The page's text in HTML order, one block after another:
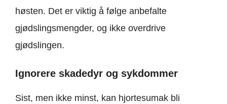
høsten. Det er viktig å følge anbefalte
gjødslingsmengder, og ikke overdrive
gjødslingen.
Ignorere skadedyr og sykdommer
Sist, men ikke minst, kan hjortesumak bli